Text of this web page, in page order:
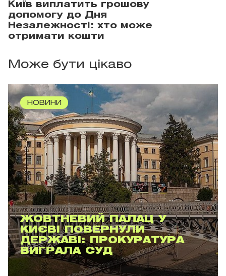
Київ виплатить грошову
допомогу до Дня
Незалежності: хто може
отримати кошти
Може бути цікаво
НОВИНИ
ЖОВТНЕВИЙ ПАЛАЦ У
КИЄВІ ПОВЕРНУЛИ
ДЕРЖАВІ: ПРОКУРАТУРА
ВИГРАЛА СУД